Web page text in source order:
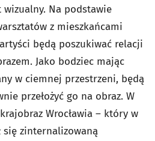
wizualny. Na podstawie
z mieszkańcami
będą poszukiwać relacji
Jako bodziec mając
w ciemnej przestrzeni, będą
przełożyć go na obraz. W
Wrocławia – który w
się zinternalizowaną